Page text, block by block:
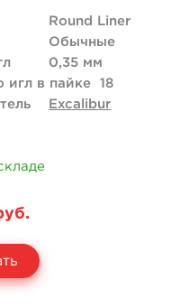
Round Liner
Обычные
0,35 мм
игл в пайке
18
Excalibur